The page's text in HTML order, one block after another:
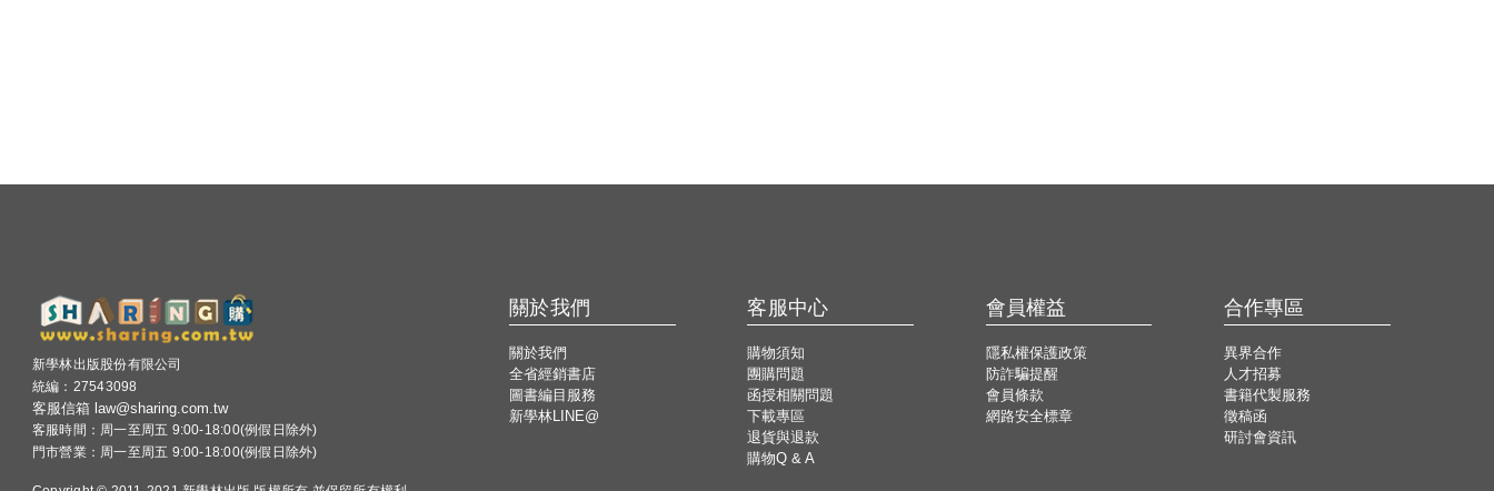
新學林出版股份有限公司
統編：27543098
客服信箱 law@sharing.com.tw
客服時間：周一至周五 9:00-18:00(例假日除外)
門市營業：周一至周五 9:00-18:00(例假日除外)
關於我們
關於我們
全省經銷書店
圖書編目服務
新學林LINE@
客服中心
購物須知
團購問題
函授相關問題
下載專區
退貨與退款
購物Q & A
會員權益
隱私權保護政策
防詐騙提醒
會員條款
網路安全標章
合作專區
異界合作
人才招募
書籍代製服務
徵稿函
研討會資訊